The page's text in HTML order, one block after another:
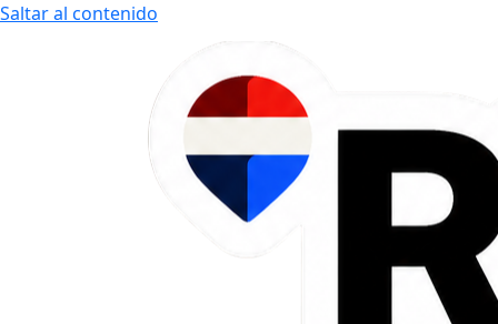
Saltar al contenido